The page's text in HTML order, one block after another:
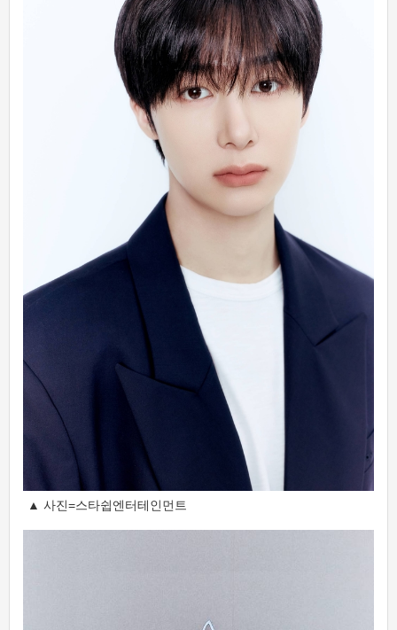
▲ 사진=스타쉽엔터테인먼트